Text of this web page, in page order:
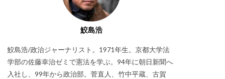
鮫島浩
鮫島浩/政治ジャーナリスト。1971年生。京都大学法
学部の佐藤幸治ゼミで憲法を学ぶ。94年に朝日新聞へ
入社し、99年から政治部。菅直人、竹中平蔵、古賀